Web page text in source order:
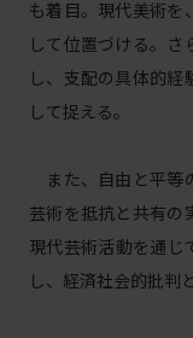
も着目。現代美術を
して位置づける。
し、支配の具体的
して捉える。
また、自由と平等
芸術を抵抗と共有の
現代芸術活動を通じ
し、経済社会的批判